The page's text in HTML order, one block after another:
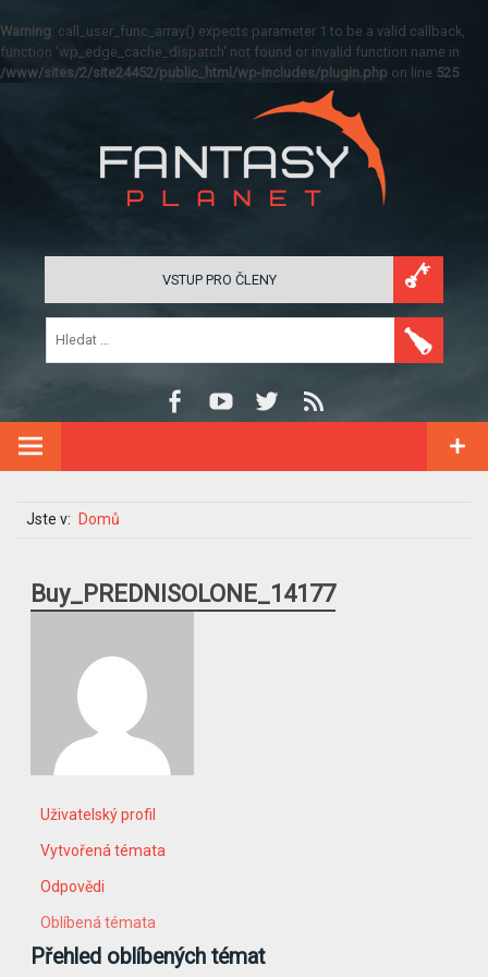
Warning: call_user_func_array() expects parameter 1 to be a valid callback,
function 'wp_edge_cache_dispatch' not found or invalid function name in
/www/sites/2/site24452/public_html/wp-includes/plugin.php on line 525
VSTUP PRO ČLENY
Jste v: Domů
Buy_PREDNISOLONE_14177
Uživatelský profil
Vytvořená témata
Odpovědi
Oblíbená témata
Přehled oblíbených témat